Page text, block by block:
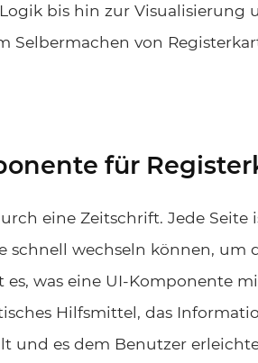
bis hin zur Visualisierung
Selbermachen von
für
eine Zeitschrift. Jede Seite
schnell wechseln können, um
es, was eine UI-Komponente
Hilfsmittel, das
und es dem Benutzer